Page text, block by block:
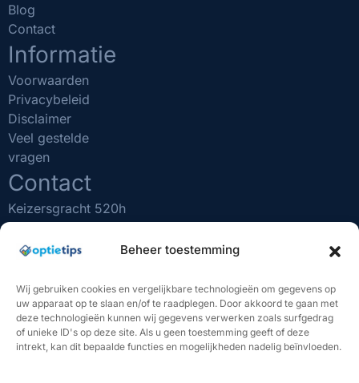
Beheer toestemming
Wij gebruiken cookies en vergelijkbare technologieën om gegevens op
uw apparaat op te slaan en/of te raadplegen. Door akkoord te gaan met
deze technologieën kunnen wij gegevens verwerken zoals surfgedrag
of unieke ID's op deze site. Als u geen toestemming geeft of deze
intrekt, kan dit bepaalde functies en mogelijkheden nadelig beïnvloeden.
Blog
Contact
Informatie
Voorwaarden
Privacybeleid
Disclaimer
Veel gestelde
vragen
Contact
Keizersgracht 520h
1017 EK Amsterdam
(020) 231 0610
KVK nr: 75481731
BELANGRIJK OM TE WETEN
"Beleggen brengt risico's met zich mee. U kunt (een deel
van) uw inleg verliezen. De handelssignalen van Optietips